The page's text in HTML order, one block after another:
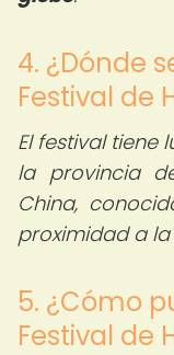
4. ¿Dónde
Festival de
El festival tiene
la provincia
China,
proximidad a
5. ¿Cómo
Festival de